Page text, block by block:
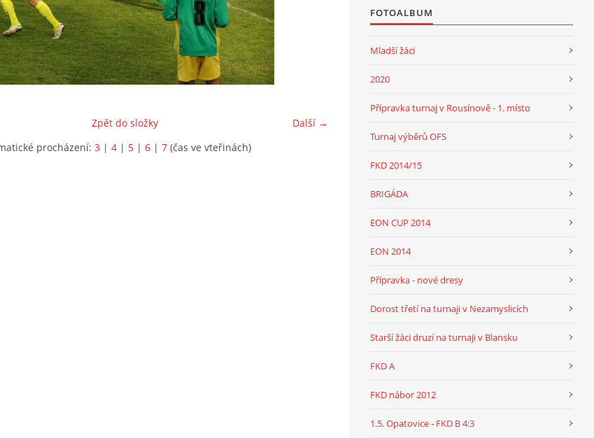
Další →
Zpět do složky
procházení: 3 | 4 | 5 | 6 | 7 (čas ve vteřinách)
FOTOALBUM
Mladší žáci
2020
Přípravka turnaj v Rousínově - 1. místo
Turnaj výběrů OFS
FKD 2014/15
BRIGÁDA
EON CUP 2014
EON 2014
Přípravka - nové dresy
Dorost třetí na turnaji v Nezamyslicích
Starší žáci druzí na turnaji v Blansku
FKD A
FKD nábor 2012
1.5. Opatovice - FKD B 4:3